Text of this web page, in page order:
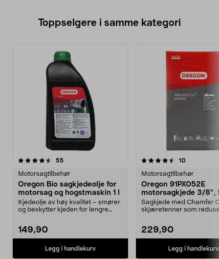
Toppselgere i samme kategori
55anmeldelser
Motorsagtilbehør
Oregon Bio sagkjedeolje for
motorsag og hogstmaskin 1 l
Kjedeolje av høy kvalitet – smører
og beskytter kjeden for lengre
149,90
Legg i handlekurv
4.5 av 5 stjerner 10
Motorsagtilbehør
Oregon 91PX052E
motorsagkjede 3/8",
drivlenker
Sagkjede med Chamfer
skjæretenner som
229,90
Legg i handlekurv
4.5 av 5 stjerner